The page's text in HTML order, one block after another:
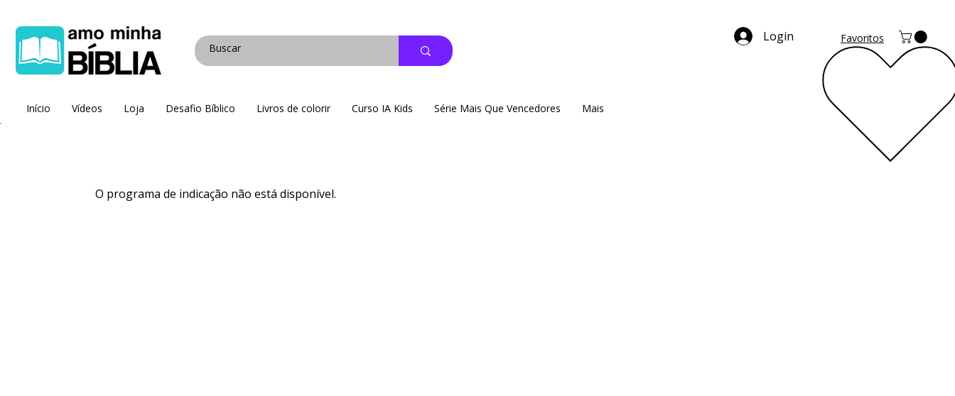
Login Favoritos
Início Vídeos Loja Desafio Bíblico Livros de colorir Curso IA Kids Série Mais Que Vencedores Mais
O programa de indicação não está disponível.